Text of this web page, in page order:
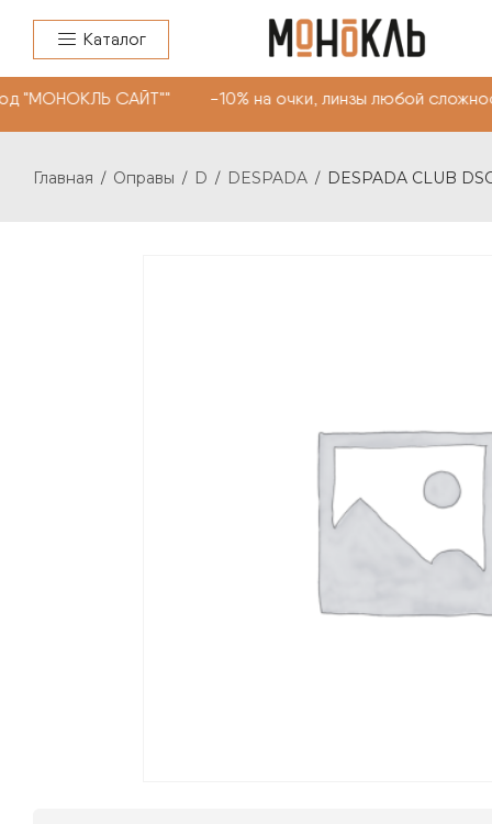
Каталог
САЙТ"" -10% на очки, линзы любой
Главная / Оправы / D / DESPADA / DESPADA CLUB